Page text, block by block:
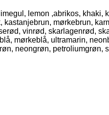
lemon ,abrikos, khaki,
mørkebrun,
vinrød, skarlagenrød,
mørkeblå, ultramarin,
neongrøn, petroliumgrøn,